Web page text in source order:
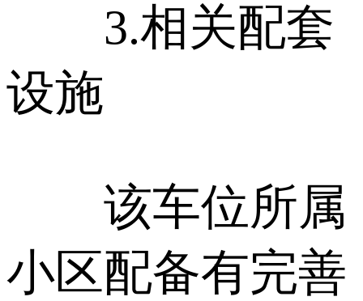
3.相关配套
设施
该车位所属
小区配备有完善